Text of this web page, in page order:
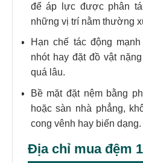
để áp lực được phân
những vị trí nằm thường
Hạn chế tác động
nhót hay đặt đồ vật
quá lâu.
Bề mặt đặt nệm bằng
hoặc sàn nhà phẳng,
cong vênh hay biến dạng.
Địa chỉ mua đệm